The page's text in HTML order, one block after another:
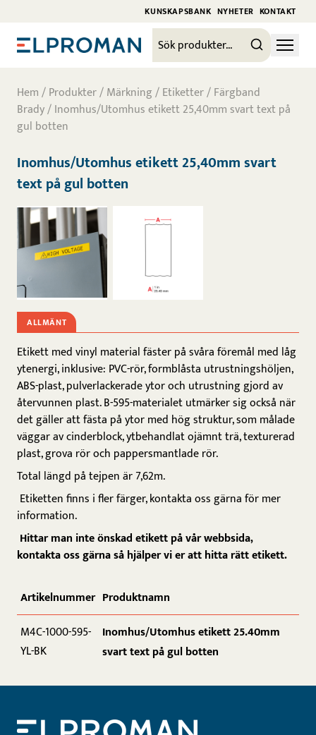
KUNSKAPSBANK NYHETER KONTAKT
Hem/Produkter/Märkning/Etiketter / Färgband
Brady/ Inomhus/Utomhus etikett 25,40mm svart text på
gul botten
Inomhus/Utomhus etikett 25,40mm svart
text på gul botten
ALLMÄNT
Etikett med vinyl material fäster på svåra föremål med låg
ytenergi, inklusive: PVC-rör, formblåsta utrustningshöljen,
ABS-plast, pulverlackerade ytor och utrustning gjord av
återvunnen plast. B-595-materialet utmärker sig också när
det gäller att fästa på ytor med hög struktur, som målade
väggar av cinderblock, ytbehandlat ojämnt trä, texturerad
plast, grova rör och pappersmantlade rör.
Total längd på tejpen är 7,62m.
Etiketten finns i fler färger, kontakta oss gärna för mer
information.
Hittar man inte önskad etikett på vår webbsida,
kontakta oss gärna så hjälper vi er att hitta rätt etikett.
Artikelnummer Produktnamn
M4C-1000-595-
YL-BK
Inomhus/Utomhus etikett 25.40mm
svart text på gul botten